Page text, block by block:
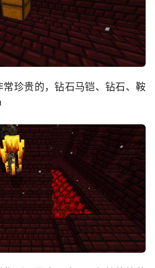
珍贵的，钻石马铠、钻石、鞍